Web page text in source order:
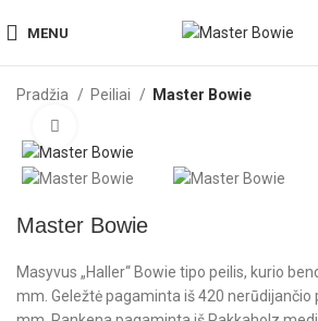
MENU
Pradžia Peiliai Master Bowie
Master Bowie
Masyvus „Haller“ Bowie tipo peilis, kurio
mm. Geležtė pagaminta iš 420 nerūdijančio